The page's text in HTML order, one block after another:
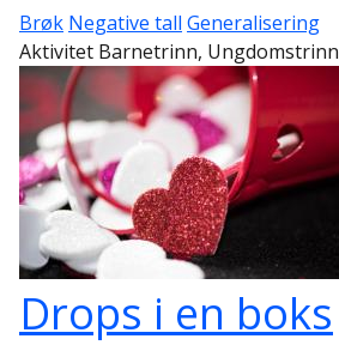
Brøk Negative tall Generalisering
Aktivitet Barnetrinn, Ungdomstrinn
Drops i en boks